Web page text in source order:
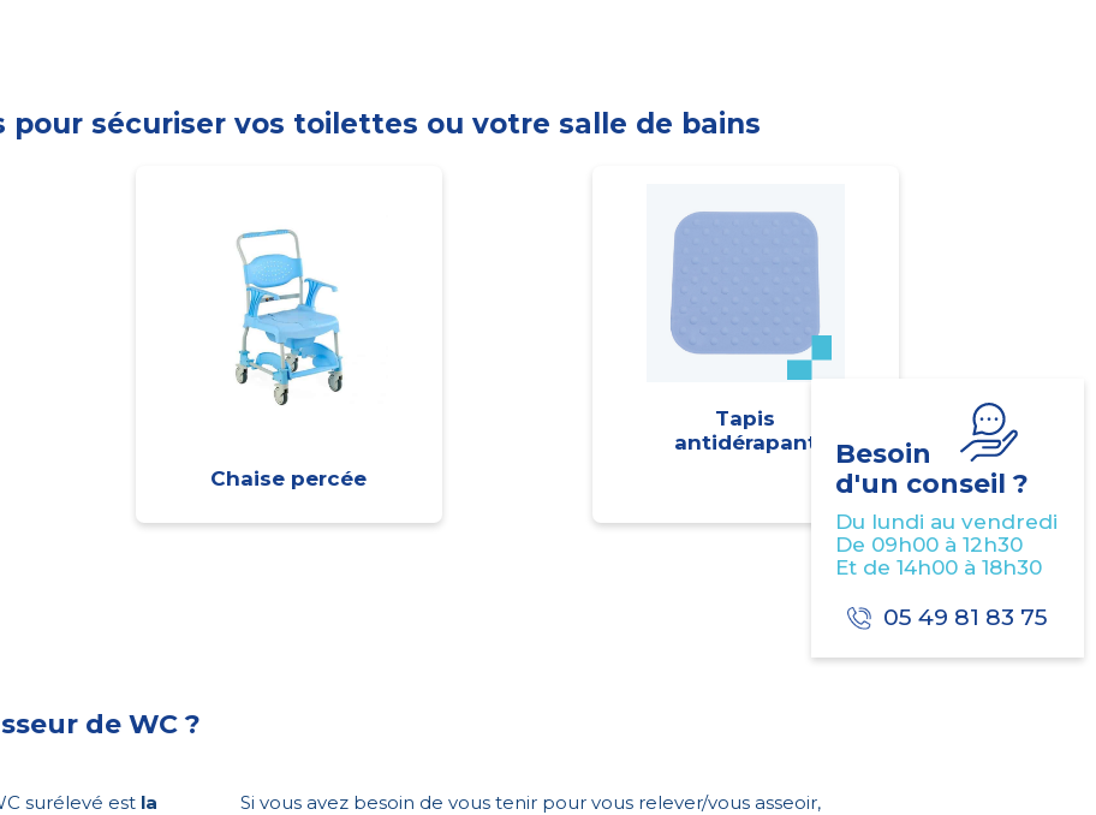
Besoin
d'un conseil ?
Du lundi au vendredi
De 09h00 à 12h30
Et de 14h00 à 18h30
05 49 81 83 75
pour sécuriser vos toilettes ou votre salle de bains
Chaise percée
Tapis
antidérapant
de WC ?
surélevé est la
Si vous avez besoin de vous tenir pour vous relever/vous asseoir,